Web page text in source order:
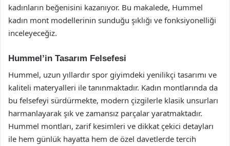
kadınların beğenisini kazanıyor. Bu makalede, Hummel
kadın mont modellerinin sunduğu şıklığı ve fonksiyonelliği
inceleyeceğiz.
Hummel’in Tasarım Felsefesi
Hummel, uzun yıllardır spor giyimdeki yenilikçi tasarımı ve
kaliteli materyalleri ile tanınmaktadır. Kadın montlarında da
bu felsefeyi sürdürmekte, modern çizgilerle klasik unsurları
harmanlayarak şık ve zamansız parçalar yaratmaktadır.
Hummel montları, zarif kesimleri ve dikkat çekici detayları
ile hem günlük hayatta hem de özel davetlerde tercih